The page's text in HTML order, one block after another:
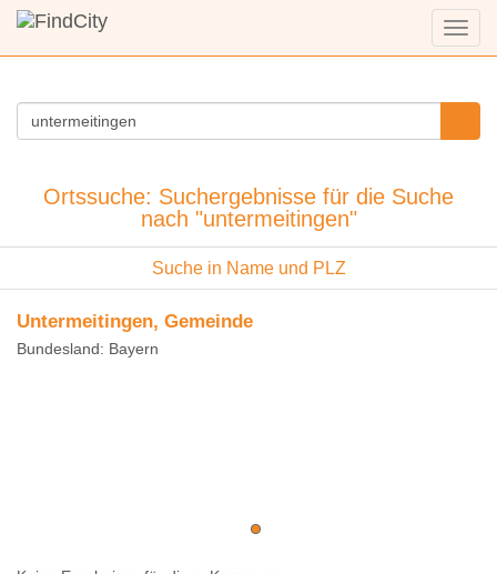
Menü
Ortssuche: Suchergebnisse für die Suche
nach "untermeitingen"
Suche in Name und PLZ
Untermeitingen, Gemeinde
Bundesland: Bayern